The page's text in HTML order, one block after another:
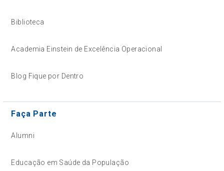
Biblioteca
Academia Einstein de Excelência Operacional
Blog Fique por Dentro
Faça Parte
Alumni
Educação em Saúde da População